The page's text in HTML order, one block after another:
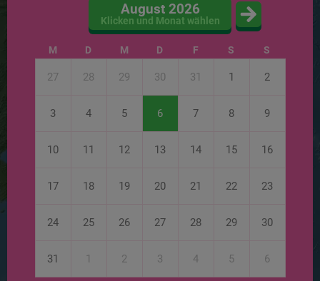
August 2026
Klicken und Monat wählen
M D M D F S S
27 28 29 30 31 1 2
3 4 5 6 7 8 9
10 11 12 13 14 15 16
17 18 19 20 21 22 23
24 25 26 27 28 29 30
31 1 2 3 4 5 6